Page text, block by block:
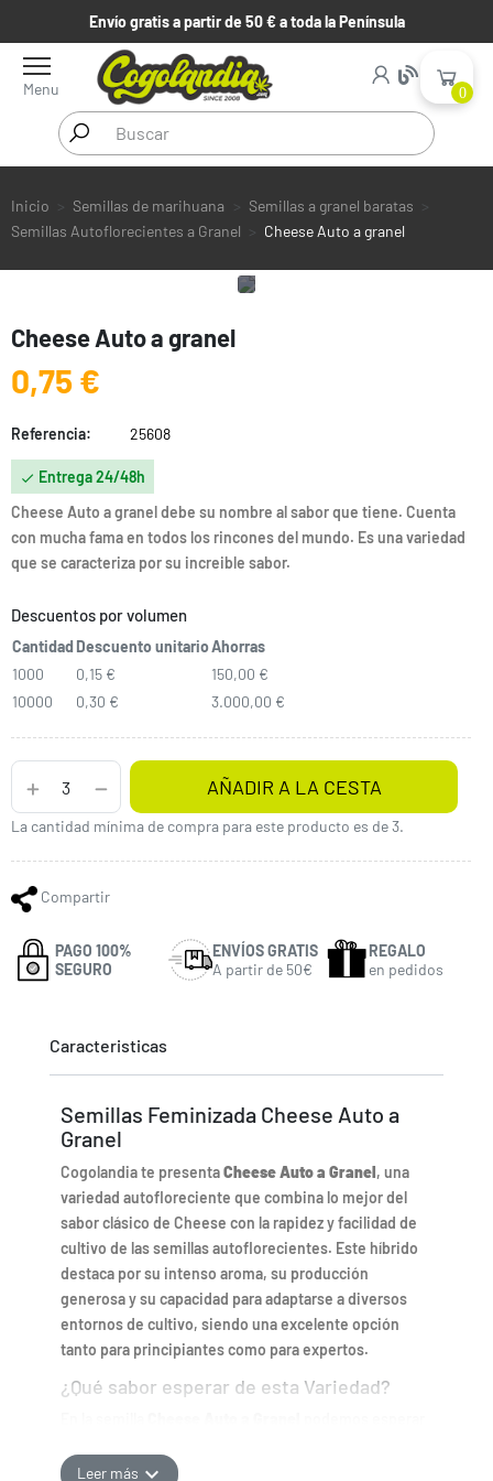
Envío gratis a partir de 50 € a toda la Península
Menu 0
Inicio Semillas de marihuana
Semillas a granel baratas
Semillas Autoflorecientes a Granel
Cheese Auto a granel
Cheese Auto a granel
0,75 €
Referencia: 25608
 Entrega 24/48h
Cheese Auto a granel debe su nombre al sabor que tiene. Cuenta
con mucha fama en todos los rincones del mundo. Es una variedad
que se caracteriza por su increible sabor.
Descuentos por volumen
Cantidad Descuento unitarioAhorras
1000
0,15 €
150,00 €
10000
0,30 € 3.000,00 €
AÑADIR A LA CESTA
La cantidad mínima de compra para este producto es de 3.
Compartir
PAGO 100%
SEGURO
ENVÍOS GRATIS
A partir de 50€
REGALO
en pedidos
Caracteristicas
Semillas Feminizada Cheese Auto a
Granel
Cogolandia te presentaCheese Auto a Granel, una
variedad autofloreciente que combina lo mejor del
sabor clásico de Cheese con la rapidez y facilidad de
cultivo de las semillas autoflorecientes. Este híbrido
destaca por su intenso aroma, su producción
generosa y su capacidad para adaptarse a diversos
entornos de cultivo, siendo una excelente opción
tanto para principiantes como para expertos.
¿Qué sabor esperar de esta Variedad?
destaca por notas fuertes de queso curado,
Leer más expand_more